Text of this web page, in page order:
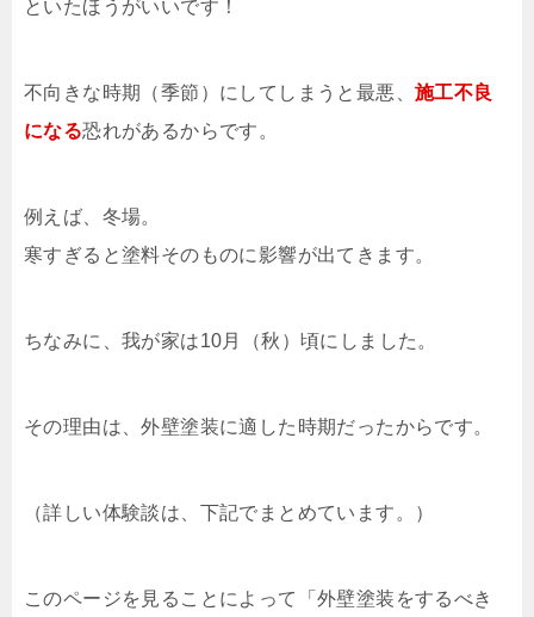
といたほうがいいです！
不向きな時期（季節）にしてしまうと最悪、 施工不良
になる恐れがあるからです。
例えば、冬場。
寒すぎると塗料そのものに影響が出てきます。
ちなみに、我が家は10月（秋）頃にしました。
その理由は、外壁塗装に適した時期だったからです。
（詳しい体験談は、下記でまとめています。）
このページを見ることによって「外壁塗装をするべき